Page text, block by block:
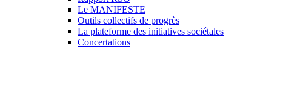
Le MANIFESTE
Outils collectifs de progrès
La plateforme des initiatives sociétales
Concertations